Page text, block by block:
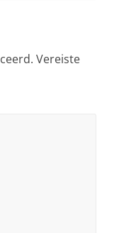
Vereiste